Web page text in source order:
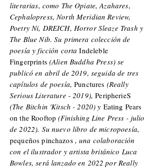
literarias, como The Opiate, Azahares,
Cephalopress, North Meridian Review,
Poetry Ni, DREICH, Horror Sleaze Trash y
The Blue Nib. Su primera colección de
poesía y ficción corta Indeleble
Fingerprints (Alien Buddha Press) se
publicó en abril de 2019, seguida de tres
capítulos de poesía, Punctures (Really
Serious Literature - 2019), PeripherieS
(The Bitchin 'Kitsch - 2020) y Eating Pears
on the Rooftop (Finishing Line Press - julio
de 2022). Su nuevo libro de micropoesía,
pequeños pinchazos , una colaboración
con el ilustrador y artista británico Luca
Bowles, será lanzado en 2022 por Really